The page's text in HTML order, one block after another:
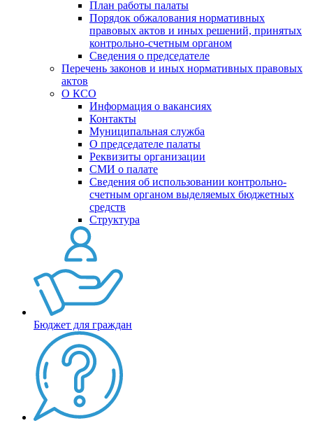
План работы палаты
Порядок обжалования нормативных
правовых актов и иных решений, принятых
контрольно-счетным органом
Сведения о председателе
Перечень законов и иных нормативных правовых
актов
О КСО
Информация о вакансиях
Контакты
Муниципальная служба
О председателе палаты
Реквизиты организации
СМИ о палате
Сведения об использовании контрольно-
счетным органом выделяемых бюджетных
средств
Структура
Бюджет для граждан